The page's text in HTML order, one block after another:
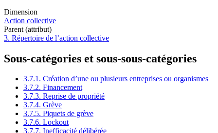
Dimension
Action collective
Parent (attribut)
3. Répertoire de l’action collective
Sous-catégories et sous-sous-catégories
3.7.1. Création d’une ou plusieurs entreprises ou organismes
3.7.2. Financement
3.7.3. Reprise de propriété
3.7.4. Grève
3.7.5. Piquets de grève
3.7.6. Lockout
3.7.7. Inefficacité délibérée